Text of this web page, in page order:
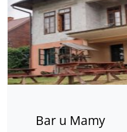
Bar u Mamy